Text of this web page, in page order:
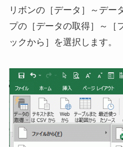
リボンの［データ］～デー
プの［データの取得］～［
ックから］を選択します。